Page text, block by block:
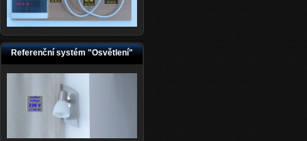
Referenční systém "Osvětlení"